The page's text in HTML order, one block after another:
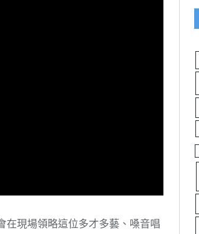
在現場領略這位多才多藝、嗓音唱